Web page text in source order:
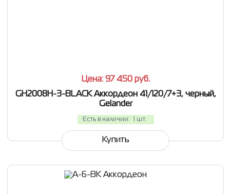
Цена: 97 450 руб.
GH2008H-3-BLACK Аккордеон 41/120/7+3, черный,
Gelander
Есть в наличии: 1 шт.
Купить